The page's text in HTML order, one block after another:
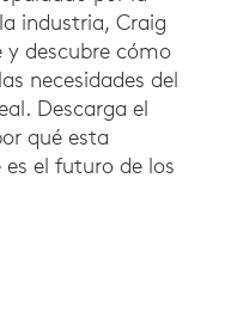
industria, Craig
y descubre cómo
necesidades del
Descarga el
qué esta
el futuro de los